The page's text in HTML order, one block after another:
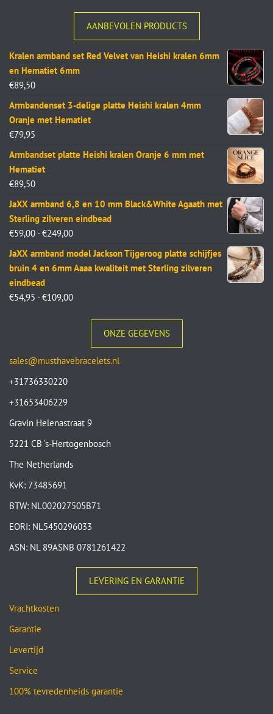
AANBEVOLEN PRODUCTS
Kralen armband set Red Velvet van Heishi kralen 6mm
en Hematiet 6mm
€89,50
Armbandenset 3-delige platte Heishi kralen 4mm
Oranje met Hematiet
€79,95
Armbandset platte Heishi kralen Oranje 6 mm met
Hematiet
€89,50
JaXX armband 6,8 en 10 mm Black&White Agaath met
Sterling zilveren eindbead
€59,00 - €249,00
JaXX armband model Jackson Tijgeroog platte schijfjes
bruin 4 en 6mm Aaaa kwaliteit met Sterling zilveren
eindbead
€54,95 - €109,00
ONZE GEGEVENS
sales@musthavebracelets.nl
+31736330220
+31653406229
Gravin Helenastraat 9
5221 CB ‘s-Hertogenbosch
The Netherlands
KvK: 73485691
BTW: NL002027505B71
EORI: NL5450296033
ASN: NL 89ASNB 0781261422
LEVERING EN GARANTIE
Vrachtkosten
Garantie
Levertijd
Service
100% tevredenheids garantie